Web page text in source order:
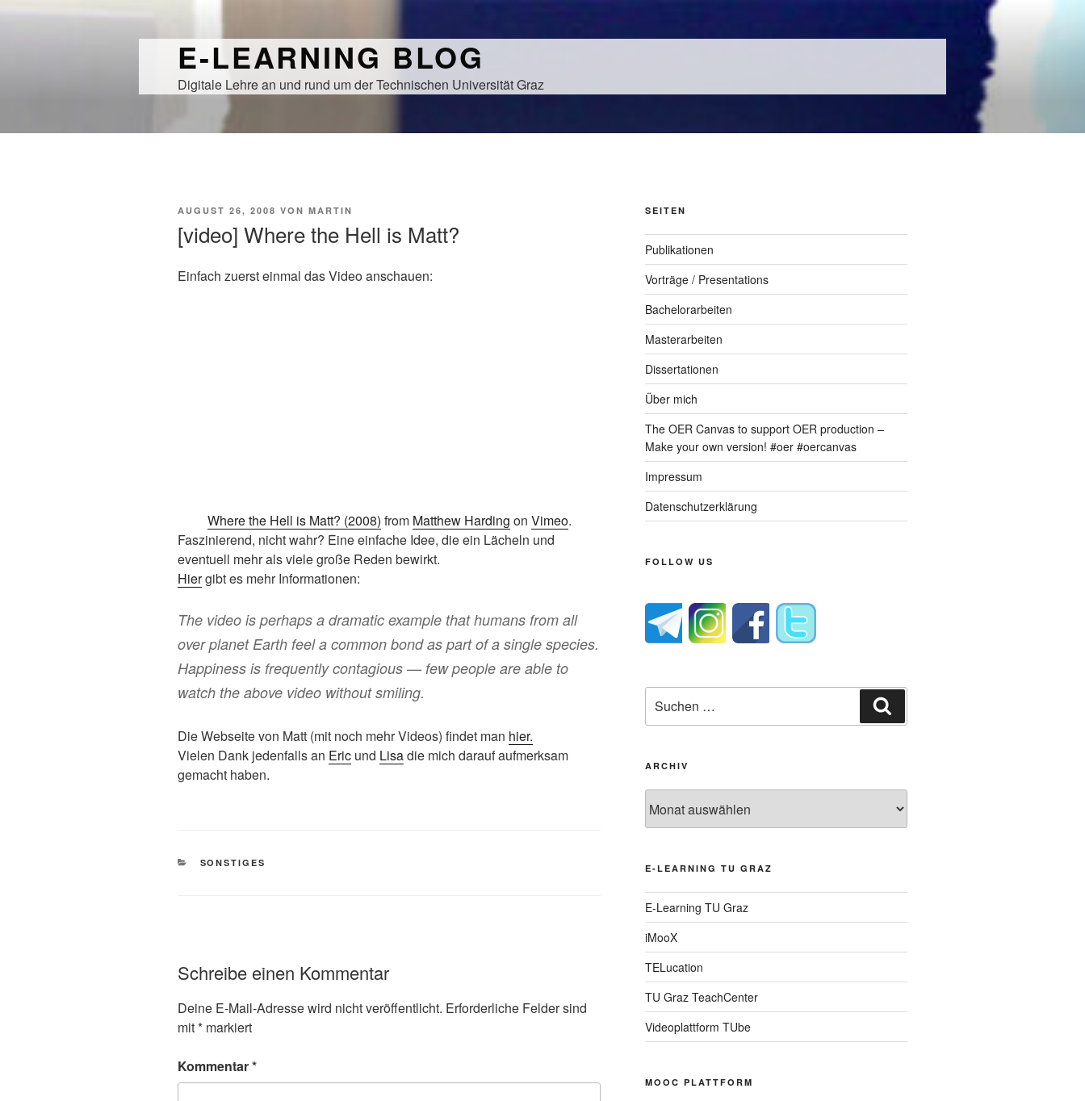
E-LEARNING BLOG
Digitale Lehre an und rund um der Technischen Universität Graz
VERÖFFENTLICHT
AUGUST 26, 2008 VON MARTIN
[video] Where the Hell is Matt?
Einfach zuerst einmal das Video anschauen:
Where the Hell is Matt? (2008) from Matthew Harding on Vimeo.
Faszinierend, nicht wahr? Eine einfache Idee, die ein Lächeln und
eventuell mehr als viele große Reden bewirkt.
Hiergibt es mehr Informationen:
The video is perhaps a dramatic example that humans from all
over planet Earth feel a common bond as part of a single species.
Happiness is frequently contagious — few people are able to
watch the above video without smiling.
Die Webseite von Matt (mit noch mehr Videos) findet man hier.
Vielen Dank jedenfalls an Eric und Lisadie mich darauf aufmerksam
gemacht haben.
KATEGORIEN
SONSTIGES
Schreibe einen Kommentar
Deine E-Mail-Adresse wird nicht veröffentlicht. Erforderliche Felder sind
mit* markiert
Kommentar*
SEITEN
Publikationen
Vorträge / Presentations
Bachelorarbeiten
Masterarbeiten
Dissertationen
Über mich
The OER Canvas to support OER production –
Make your own version! #oer #oercanvas
Impressum
Datenschutzerklärung
FOLLOW US
nach:
ARCHIV
E-LEARNING TU GRAZ
E-Learning TU Graz
iMooX
TELucation
TU Graz TeachCenter
Videoplattform TUbe
MOOC PLATTFORM